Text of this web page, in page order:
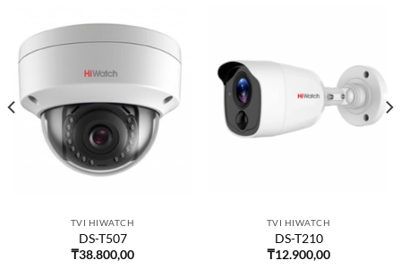
TVI HIWATCH
DS-T507
₸38.800,00
TVI HIWATCH
DS-T210
₸12.900,00